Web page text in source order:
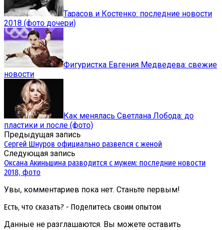
Тарасов и Костенко: последние новости
2018 (фото дочери)
Фигуристка Евгения Медведева: свежие
новости
Как менялась Светлана Лобода: до
пластики и после (фото)
Предыдущая запись
Сергей Шнуров официально развелся с женой
Следующая запись
Оксана Акиньшина разводится с мужем: последние новости
2018, фото
Увы, комментариев пока нет. Станьте первым!
Есть, что сказать? - Поделитесь своим опытом
Данные не разглашаются. Вы можете оставить